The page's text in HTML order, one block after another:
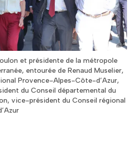
et présidente de la métropole
entourée de Renaud Muselier,
Provence-Alpes-Côte-d’Azur,
du Conseil départemental du
vice-président du Conseil régional